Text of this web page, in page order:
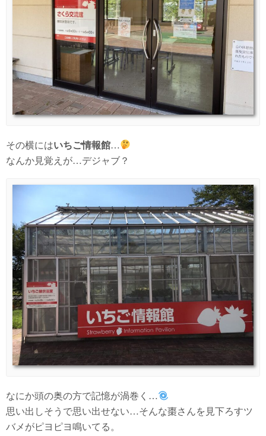
その横にはいちご情報館…
なんか見覚えが…デジャブ？
なにか頭の奥の方で記憶が渦巻く…
思い出しそうで思い出せない…そんな棗さんを見下ろすツ
バメがピヨピヨ鳴いてる。